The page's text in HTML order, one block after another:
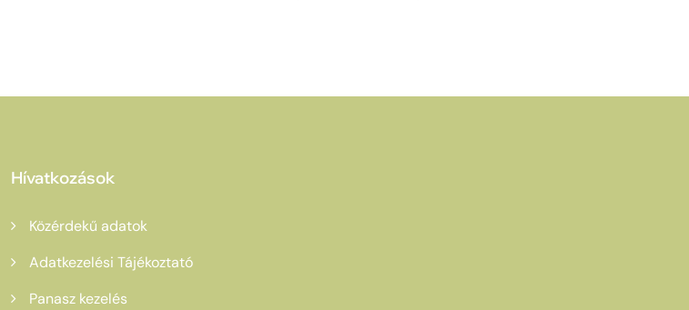
Hívatkozások
Közérdekű adatok
Adatkezelési Tájékoztató
Panasz kezelés